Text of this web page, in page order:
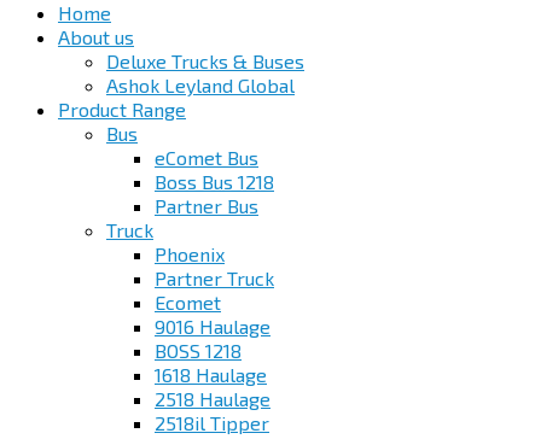
Home
About us
Deluxe Trucks & Buses
Ashok Leyland Global
Product Range
Bus
eComet Bus
Boss Bus 1218
Partner Bus
Truck
Phoenix
Partner Truck
Ecomet
9016 Haulage
BOSS 1218
1618 Haulage
2518 Haulage
2518il Tipper